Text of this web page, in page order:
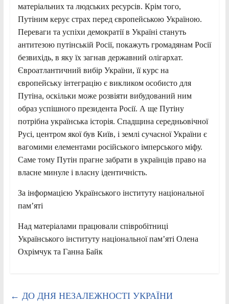
матеріальних та людських ресурсів. Крім того,
Путіним керує страх перед європейською Україною.
Переваги та успіхи демократії в Україні стануть
антитезою путінській Росії, покажуть громадянам Росії
безвихідь, в яку їх загнав державний олігархат.
Євроатлантичний вибір України, її курс на
європейську інтеграцію є викликом особисто для
Путіна, оскільки може розвіяти вибудований ним
образ успішного президента Росії. А ще Путіну
потрібна українська історія. Спадщина середньовічної
Русі, центром якої був Київ, і землі сучасної України є
вагомими елементами російського імперського міфу.
Саме тому Путін прагне забрати в українців право на
власне минуле і власну ідентичність.
За інформацією Українського інституту національної
пам’яті
Над матеріалами працювали співробітниці
Українського інституту національної пам’яті Олена
Охрімчук та Ганна Байк
← ДО ДНЯ НЕЗАЛЕЖНОСТІ УКРАЇНИ